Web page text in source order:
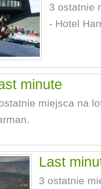
3 ostatnie
- Hotel
minute
miejsca na
Last
3 ostatnie